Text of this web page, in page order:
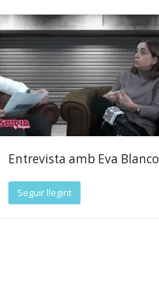
Entrevista amb Eva Blanco
Seguir llegint